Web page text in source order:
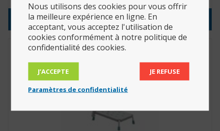
Consulter le produit
Nous utilisons des cookies pour vous offrir
la meilleure expérience en ligne. En
acceptant, vous acceptez l'utilisation de
cookies conformément à notre politique de
confidentialité des cookies.
J’ACCEPTE JE REFUSE
Paramètres de confidentialité